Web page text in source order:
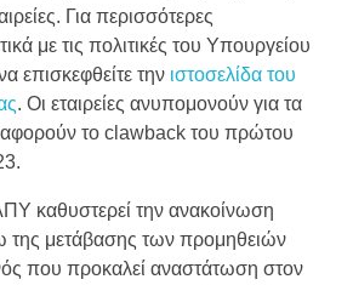
Για περισσότερες
με τις πολιτικές του Υπουργείου
επισκεφθείτε την ιστοσελίδα του
. Οι εταιρείες ανυπομονούν για τα
το clawback του πρώτου
καθυστερεί την ανακοίνωση
μετάβασης των προμηθειών
που προκαλεί αναστάτωση στον